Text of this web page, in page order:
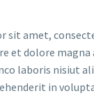
sit amet,
et dolore magna
laboris nisiut
in